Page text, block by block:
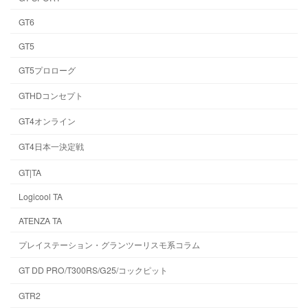
GT6
GT5
GT5プロローグ
GTHDコンセプト
GT4オンライン
GT4日本一決定戦
GT|TA
Logicool TA
ATENZA TA
プレイステーション・グランツーリスモ系コラム
GT DD PRO/T300RS/G25/コックピット
GTR2